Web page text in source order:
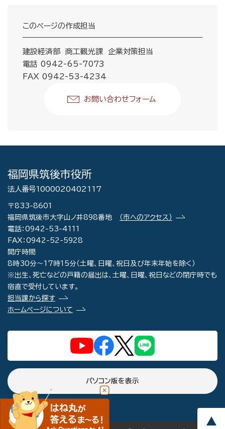
このページの作成担当
建設経済部 商工観光課 企業対策担当
電話 0942-65-7073
FAX 0942-53-4234
お問い合わせフォーム
福岡県筑後市役所
法人番号1000020402117
〒833-8601
福岡県筑後市大字山ノ井898番地
（市へのアクセス）
電話：0942-53-4111
FAX：0942-52-5928
開庁時間
8時30分～17時15分（土曜、日曜、祝日及び年末年始を除く）
※出生、死亡などの戸籍の届出は、土曜、日曜、祝日などの閉庁時でも
宿直で受付しています。
担当課から探す
ホームページについて
パソコン版を表示